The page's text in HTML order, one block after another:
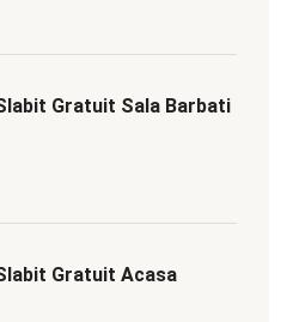
Gratuit Sala Barbati
Gratuit Acasa